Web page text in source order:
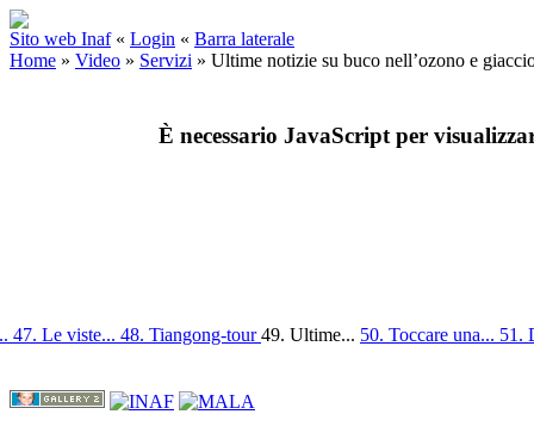
Sito web Inaf « Login « Barra laterale
Home » Video » Servizi » Ultime notizie su buco nell’ozono e
È necessario JavaScript per
47. Le viste... 48. Tiangong-tour49. Ultime... 50. Toccare una... 51.